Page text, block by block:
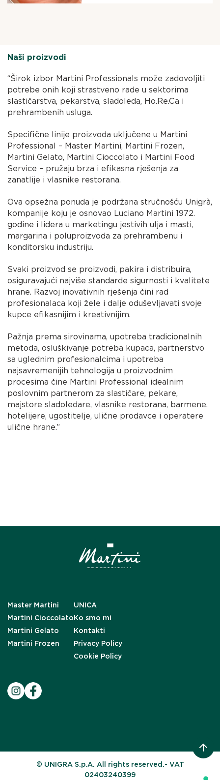
Naši proizvodi
“Širok izbor Martini Professionals može zadovoljiti
potrebe onih koji strastveno rade u sektorima
slastičarstva, pekarstva, sladoleda, Ho.Re.Ca i
prehrambenih usluga.
Specifične linije proizvoda uključene u Martini
Professional – Master Martini, Martini Frozen,
Martini Gelato, Martini Cioccolato i Martini Food
Service – pružaju brza i efikasna rješenja za
zanatlije i vlasnike restorana.
Ova opsežna ponuda je podržana stručnošću Unigrà,
kompanije koju je osnovao Luciano Martini 1972.
godine i lidera u marketingu jestivih ulja i masti,
margarina i poluproizvoda za prehrambenu i
konditorsku industriju.
Svaki proizvod se proizvodi, pakira i distribuira,
osiguravajući najviše standarde sigurnosti i kvalitete
hrane. Razvoj inovativnih rješenja čini rad
profesionalaca koji žele i dalje oduševljavati svoje
kupce efikasnijim i kreativnijim.
Pažnja prema sirovinama, upotreba tradicionalnih
metoda, osluškivanje potreba kupaca, partnerstvo
sa uglednim profesionalcima i upotreba
najsavremenijih tehnologija u proizvodnim
procesima čine Martini Professional idealnim
poslovnim partnerom za slastičare, pekare,
majstore sladoledare, vlasnike restorana, barmene,
hotelijere, ugostitelje, ulične prodavce i operatere
ulične hrane.”
Master Martini
Martini Cioccolato
Martini Gelato
Martini Frozen
UNICA
Ko smo mi
Kontakti
Privacy Policy
Cookie Policy
© UNIGRA S.p.A. All rights reserved.- VAT
02403240399